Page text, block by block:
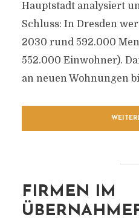
Hauptstadt analysiert
Schluss: In Dresden
2030 rund 592.000
552.000 Einwohner).
an neuen Wohnungen
FIRMEN IM